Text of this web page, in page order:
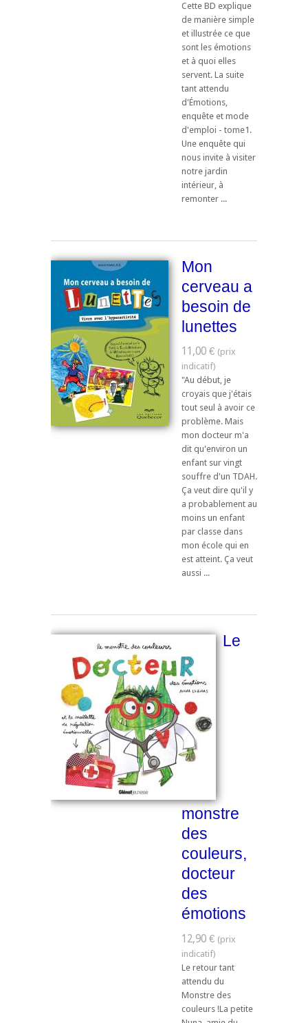
Cette BD explique
de manière simple
et illustrée ce que
sont les émotions
et à quoi elles
servent. La suite
tant attendu
d'Émotions,
enquête et mode
d'emploi - tome1.
Une enquête qui
nous invite à visiter
notre jardin
intérieur, à
remonter ...
Mon
cerveau a
besoin de
lunettes
11,00 €
"Au début, je
croyais que j'étais
tout seul à avoir ce
problème. Mais
mon docteur m'a
dit qu'environ un
enfant sur vingt
souffre d'un TDAH.
Ça veut dire qu'il y
a probablement au
moins un enfant
par classe dans
mon école qui en
est atteint. Ça veut
aussi ...
Le
monstre
des
couleurs,
docteur
des
émotions
12,90 €
Le retour tant
attendu du
Monstre des
couleurs !La petite